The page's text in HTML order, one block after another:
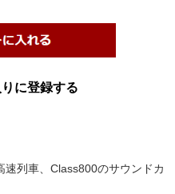
に登録する
列車、Class800のサウンドカ